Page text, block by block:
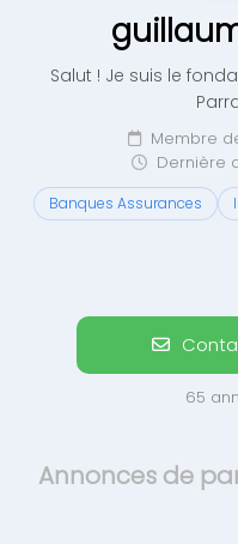
Salut ! Je suis le
Membre
Dernière
Banques Assurances
65
Annonces de